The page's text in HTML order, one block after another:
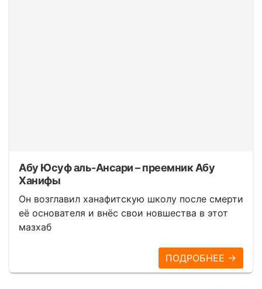
Абу Юсуф аль-Ансари – преемник Абу
Ханифы
Он возглавил ханафитскую школу после смерти
её основателя и внёс свои новшества в этот
мазхаб
ПОДРОБНЕЕ →